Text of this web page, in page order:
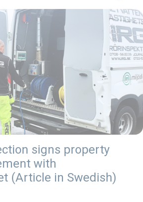
signs property
with
(Article in Swedish)